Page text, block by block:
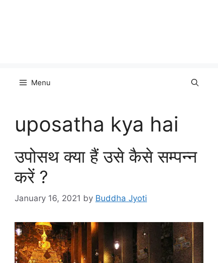
Menu
uposatha kya hai
उपोसथ क्या हैं उसे कैसे सम्पन्न
करें ?
January 16, 2021 by Buddha Jyoti